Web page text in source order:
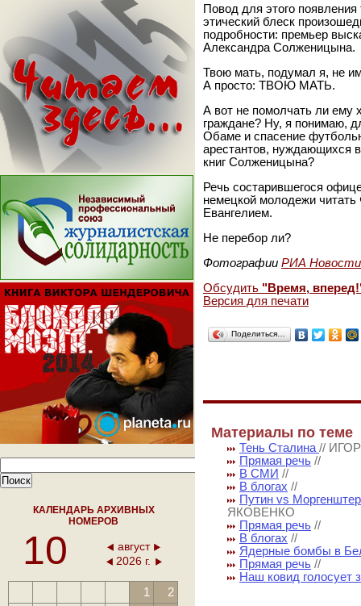
КАЛЕНДАРЬ АРХИВНЫХ
НОМЕРОВ
10
август
2026 г.
1
2
Повод для этого
этический блеск
подробности: премьер
Александра Солженицына.
Твою мать, подумал я, не
А просто: ТВОЮ МАТЬ.
А вот не помолчать ли ему
граждане? Ну, я понимаю,
Обаме и спасение
арестантов, нуждающихся
книг Солженицына?
Речь состарившегося
немецкой молодежи
Евангелием.
Не перебор ли?
Фотографии РИА Новости
Обсудить "Время,
Версия для печати
Поделиться…
Материалы по теме
Тень Сталина //
Прямая речь //
В СМИ //
В блогах //
Путин vs
ЯКОВЕНКО
Прямая речь //
В блогах //
Ядерные бомбы в
Прямая речь //
Наш ковид голосует